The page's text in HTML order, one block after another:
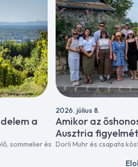
a
sommelier és
2026. július 8.
Amikor az
Ausztria
Dorli Muhr és csapata